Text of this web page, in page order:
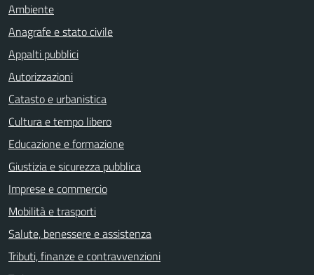
Ambiente
Anagrafe e stato civile
Appalti pubblici
Autorizzazioni
Catasto e urbanistica
Cultura e tempo libero
Educazione e formazione
Giustizia e sicurezza pubblica
Imprese e commercio
Mobilità e trasporti
Salute, benessere e assistenza
Tributi, finanze e contravvenzioni